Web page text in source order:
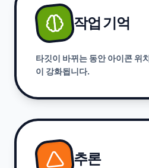
작업 기억
타깃이 바뀌는 동안 아이콘 위
이 강화됩니다.
추론